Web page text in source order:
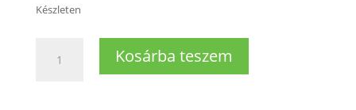
Készleten
hőfokszabályzó Kosárba teszem